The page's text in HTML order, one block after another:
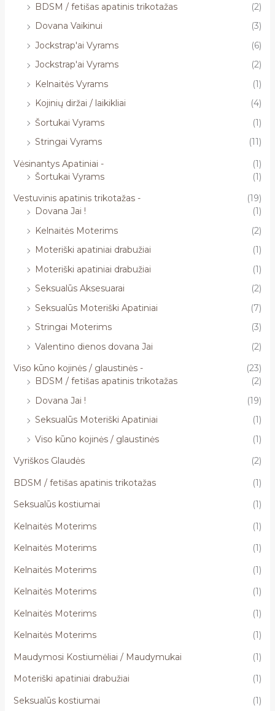
BDSM / fetišas apatinis trikotažas
(2)
Dovana Vaikinui
(3)
Jockstrap'ai Vyrams
(6)
Jockstrap'ai Vyrams
(2)
Kelnaitės Vyrams
(1)
Kojinių diržai / laikikliai
(4)
Šortukai Vyrams
(1)
Stringai Vyrams
(11)
Vėsinantys Apatiniai -
(1)
Šortukai Vyrams
(1)
Vestuvinis apatinis trikotažas -
(19)
Dovana Jai !
(1)
Kelnaitės Moterims
(2)
Moteriški apatiniai drabužiai
(1)
Moteriški apatiniai drabužiai
(1)
Seksualūs Aksesuarai
(2)
Seksualūs Moteriški Apatiniai
(7)
Stringai Moterims
(3)
Valentino dienos dovana Jai
(2)
Viso kūno kojinės / glaustinės -
(23)
BDSM / fetišas apatinis trikotažas
(2)
Dovana Jai !
(19)
Seksualūs Moteriški Apatiniai
(1)
Viso kūno kojinės / glaustinės
(1)
Vyriškos Glaudės
(2)
BDSM / fetišas apatinis trikotažas
(1)
Seksualūs kostiumai
(1)
Kelnaitės Moterims
(1)
Kelnaitės Moterims
(1)
Kelnaitės Moterims
(1)
Kelnaitės Moterims
(1)
Kelnaitės Moterims
(1)
Kelnaitės Moterims
(1)
Maudymosi Kostiumėliai / Maudymukai
(1)
Moteriški apatiniai drabužiai
(1)
Seksualūs kostiumai
(1)